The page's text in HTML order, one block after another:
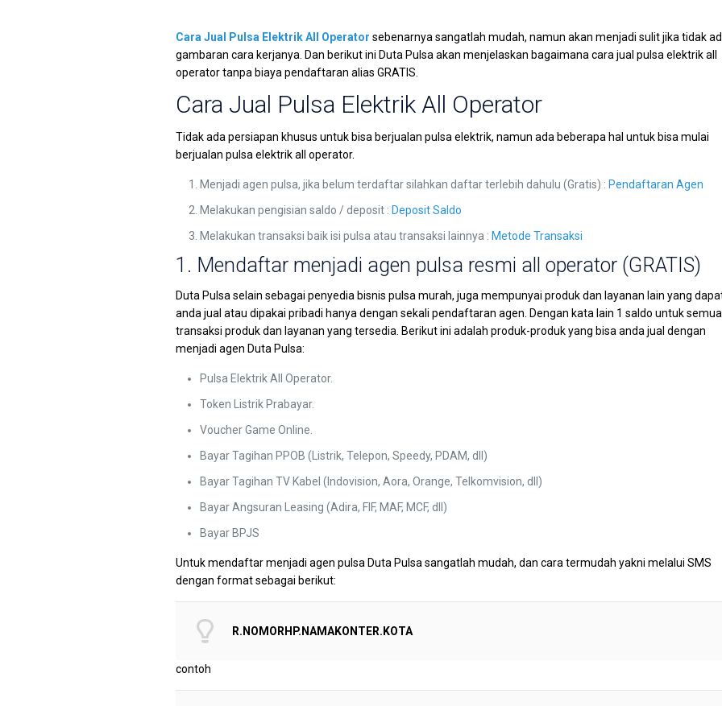
Cara Jual Pulsa Elektrik All Operator sebenarnya sangatlah mudah, namun akan menjadi sulit jika tidak
gambaran cara kerjanya. Dan berikut ini Duta Pulsa akan menjelaskan bagaimana cara jual pulsa elektrik all
operator tanpa biaya pendaftaran alias GRATIS.
Cara Jual Pulsa Elektrik All Operator
Tidak ada persiapan khusus untuk bisa berjualan pulsa elektrik, namun ada beberapa hal untuk bisa mulai
berjualan pulsa elektrik all operator.
Menjadi agen pulsa, jika belum terdaftar silahkan daftar terlebih dahulu (Gratis) : Pendaftaran Agen
Melakukan pengisian saldo / deposit : Deposit Saldo
Melakukan transaksi baik isi pulsa atau transaksi lainnya : Metode Transaksi
1. Mendaftar menjadi agen pulsa resmi all operator (GRATIS)
Duta Pulsa selain sebagai penyedia bisnis pulsa murah, juga mempunyai produk dan layanan lain yang
anda jual atau dipakai pribadi hanya dengan sekali pendaftaran agen. Dengan kata lain 1 saldo untuk semua
transaksi produk dan layanan yang tersedia. Berikut ini adalah produk-produk yang bisa anda jual dengan
menjadi agen Duta Pulsa:
Pulsa Elektrik All Operator.
Token Listrik Prabayar.
Voucher Game Online.
Bayar Tagihan PPOB (Listrik, Telepon, Speedy, PDAM, dll)
Bayar Tagihan TV Kabel (Indovision, Aora, Orange, Telkomvision, dll)
Bayar Angsuran Leasing (Adira, FIF, MAF, MCF, dll)
Bayar BPJS
Untuk mendaftar menjadi agen pulsa Duta Pulsa sangatlah mudah, dan cara termudah yakni melalui SMS
dengan format sebagai berikut:
R.NOMORHP.NAMAKONTER.KOTA
contoh